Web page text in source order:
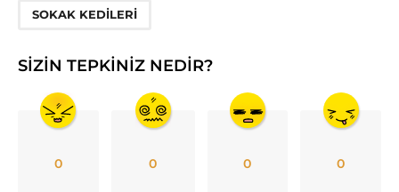
SOKAK KEDILERI
SIZIN TEPKINIZ NEDIR?
0 0 0 0